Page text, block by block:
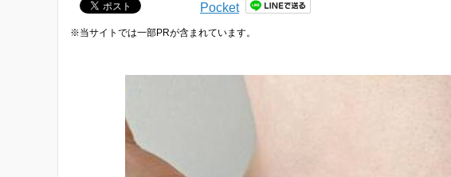
Pocket
※当サイトでは一部PRが含まれています。